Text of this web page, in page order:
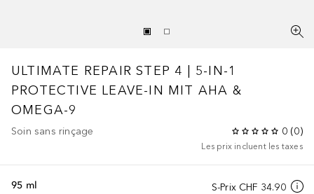
ULTIMATE REPAIR STEP 4 | 5-IN-1
PROTECTIVE LEAVE-IN MIT AHA &
OMEGA-9
Soin sans rinçage 0 (0)
Les prix incluent les taxes
S-Prix CHF 34.90
95 ml